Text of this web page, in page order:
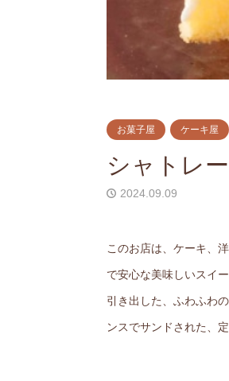
お菓子屋 ケーキ屋
シャトレ
2024.09.09
このお店は、ケーキ、
で安心な美味しいスイ
引き出した、ふわふわ
ンスでサンドされた、